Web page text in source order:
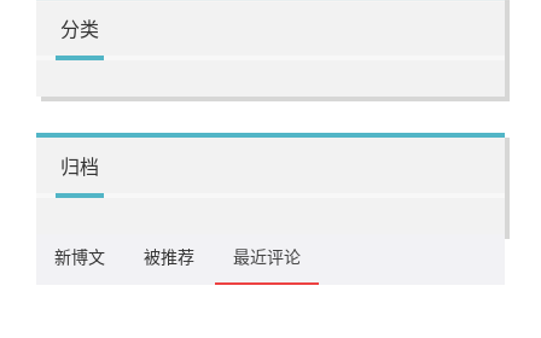
分类
归档
新博文 被推荐 最近评论